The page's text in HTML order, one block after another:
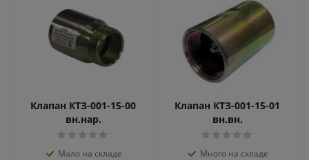
Клапан КТЗ-001-15-00
вн.нар.
Мало на складе
Клапан КТЗ-001-15-01
вн.вн.
Много на складе